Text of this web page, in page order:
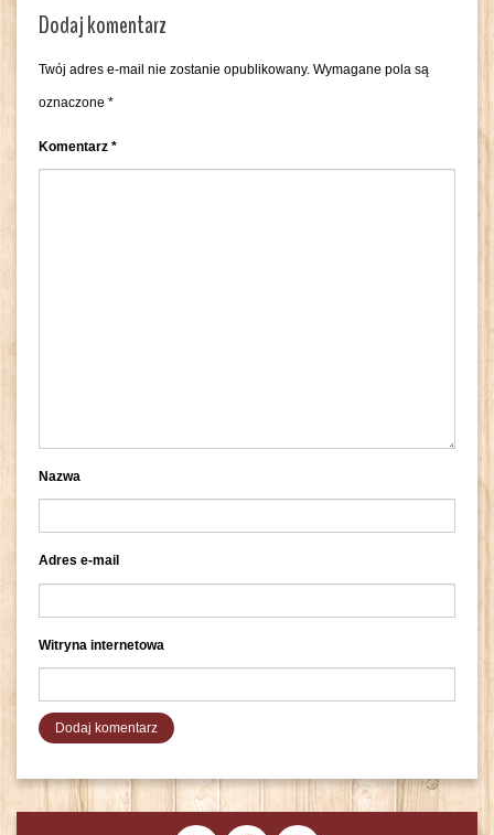
Dodaj komentarz
Twój adres e-mail nie zostanie opublikowany. Wymagane pola są
oznaczone *
Komentarz *
Nazwa
Adres e-mail
Witryna internetowa